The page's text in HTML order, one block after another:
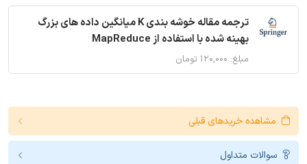
ترجمه مقاله خوشه بندی K میانگین داده های بزرگ
بهینه شده با استفاده از MapReduce
مبلغ: ۱۲۰,۰۰۰ تومان
مشاهده خریدهای قبلی
سوالات متداول